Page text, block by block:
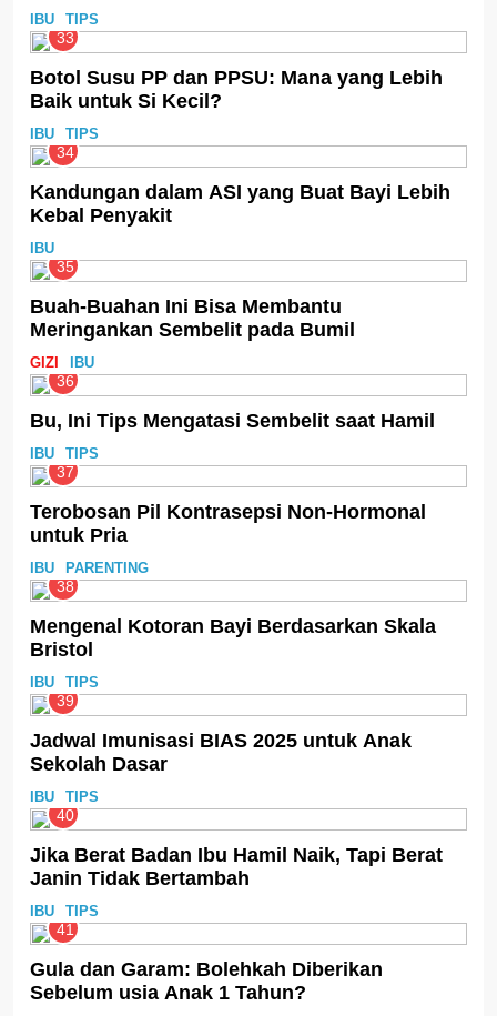
IBU TIPS
33
Botol Susu PP dan PPSU: Mana yang Lebih
Baik untuk Si Kecil?
IBU TIPS
34
Kandungan dalam ASI yang Buat Bayi Lebih
Kebal Penyakit
IBU
35
Buah-Buahan Ini Bisa Membantu
Meringankan Sembelit pada Bumil
GIZI IBU
36
Bu, Ini Tips Mengatasi Sembelit saat Hamil
IBU TIPS
37
Terobosan Pil Kontrasepsi Non-Hormonal
untuk Pria
IBU PARENTING
38
Mengenal Kotoran Bayi Berdasarkan Skala
Bristol
IBU TIPS
39
Jadwal Imunisasi BIAS 2025 untuk Anak
Sekolah Dasar
IBU TIPS
40
Jika Berat Badan Ibu Hamil Naik, Tapi Berat
Janin Tidak Bertambah
IBU TIPS
41
Gula dan Garam: Bolehkah Diberikan
Sebelum usia Anak 1 Tahun?